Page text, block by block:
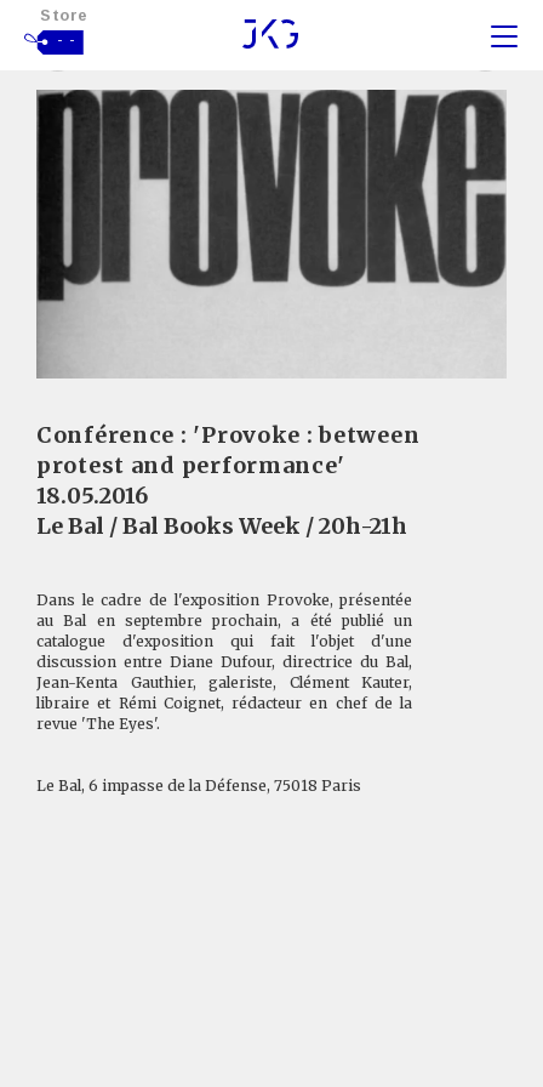
Store
- -
Conférence : 'Provoke : between
protest and performance'
18.05.2016
Le Bal / Bal Books Week / 20h-21h
Dans le cadre de l'exposition Provoke, présentée
au Bal en septembre prochain, a été publié un
catalogue d'exposition qui fait l'objet d'une
discussion entre Diane Dufour, directrice du Bal,
Jean-Kenta Gauthier, galeriste, Clément Kauter,
libraire et Rémi Coignet, rédacteur en chef de la
revue 'The Eyes'.
Le Bal, 6 impasse de la Défense, 75018 Paris